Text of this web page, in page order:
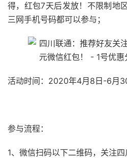
得，红包7天后发放！不限制地
三网手机号码都可以参与；
活动时间：2020年4月8日-6月
参与流程：
1、微信扫码以下二维码，关注